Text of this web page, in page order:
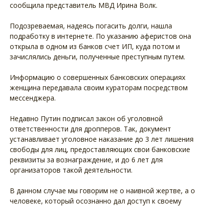
сообщила представитель МВД Ирина Волк.
Подозреваемая, надеясь погасить долги, нашла
подработку в интернете. По указанию аферистов она
открыла в одном из банков счет ИП, куда потом и
зачислялись деньги, полученные преступным путем.
Информацию о совершенных банковских операциях
женщина передавала своим кураторам посредством
мессенджера.
Недавно Путин подписал закон об уголовной
ответственности для дропперов. Так, документ
устанавливает уголовное наказание до 3 лет лишения
свободы для лиц, предоставляющих свои банковские
реквизиты за вознаграждение, и до 6 лет для
организаторов такой деятельности.
В данном случае мы говорим не о наивной жертве, а о
человеке, который осознанно дал доступ к своему